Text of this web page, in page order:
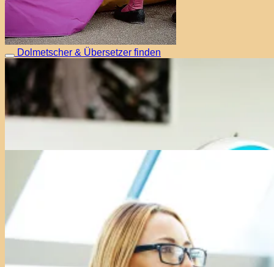
Dolmetscher & Übersetzer finden